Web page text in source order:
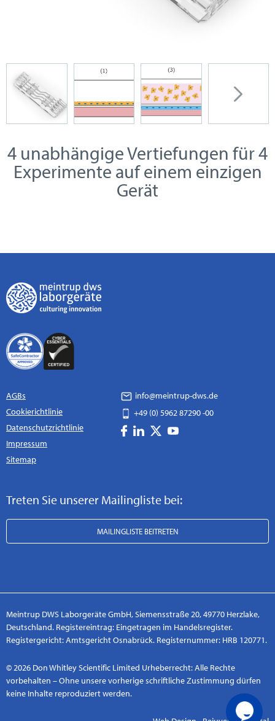
4 unabhängige Vertiefungen für 4
Experimente auf einem einzigen
Gerät
AGBs
Cookierichtlinie
Datenschutzrichtlinie
Impressum
Sitemap
info@meintrup-dws.de
+49 (0) 5962 87290 -00
Treten Sie unserer Mailingliste bei:
MAILINGLISTE BEITRETEN
Meintrup DWS Laborgeräte GmbH, Siemensstraße 20, 49770 Herzlake,
Deutschland. Registereintrag: Eingetragen im Handelsregister.
Registergericht: Amtsgericht Osnabrück. Registernummer: HRB 120771.
© 2026 Don Whitley Scientific Limited Urheberrecht: Alle Rechte
vorbehalten – Ohne unsere vorherige schriftliche Zustimmung dürfen
keine Inhalte reproduziert werden.